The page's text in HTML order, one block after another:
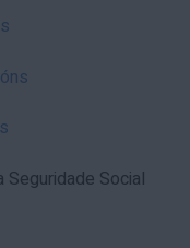
Seguridade Social